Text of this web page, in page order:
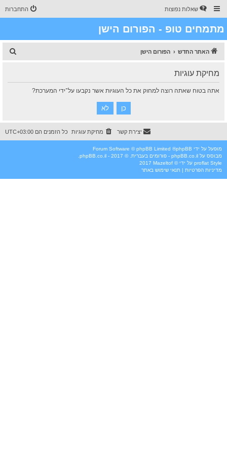
שאלות נפוצות התחברות
מתמחים טופ - הפורום הישן
האתר החדש הפורום הישן
מחיקת עוגיות
אתה בטוח שאתה רוצה למחוק את כל העוגיות אשר נקבעו על־ידי המערכת?
כל הזמנים הם UTC+03:00 מחיקת עוגיות יצירת קשר
מופעל על ידי phpBB
® Forum Software © phpBB Limited
מבוסס על phpBB.co.il - פורומים בעברית
. © 2017 - phpBB.co.il.
Style
proflat על ידי © Mazeltof
מדיניות הפרטיות | תנאי שימוש באתר